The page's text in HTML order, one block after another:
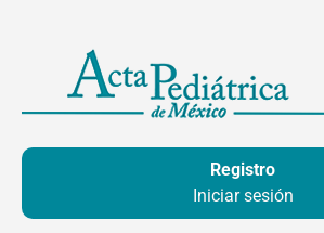
contenido
Registro
Iniciar sesión